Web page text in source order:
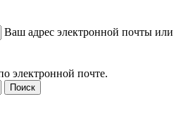
Ваш адрес электронной почты или
электронной почте.